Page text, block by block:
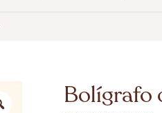
Bolígrafo